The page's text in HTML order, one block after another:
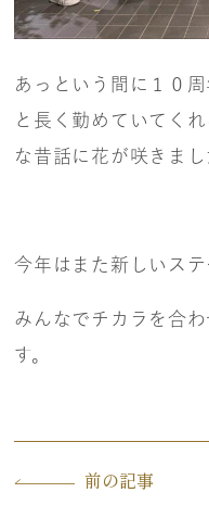
あっという間に１０
と長く勤めていてく
な昔話に花が咲きまし
今年はまた新しいステ
みんなでチカラを合
す。
前の記事